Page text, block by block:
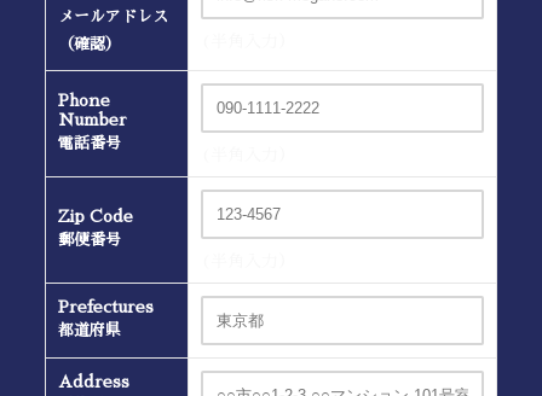
メールアドレス
（確認）
Phone
Number
電話番号
Zip Code
郵便番号
Prefectures
都道府県
Address